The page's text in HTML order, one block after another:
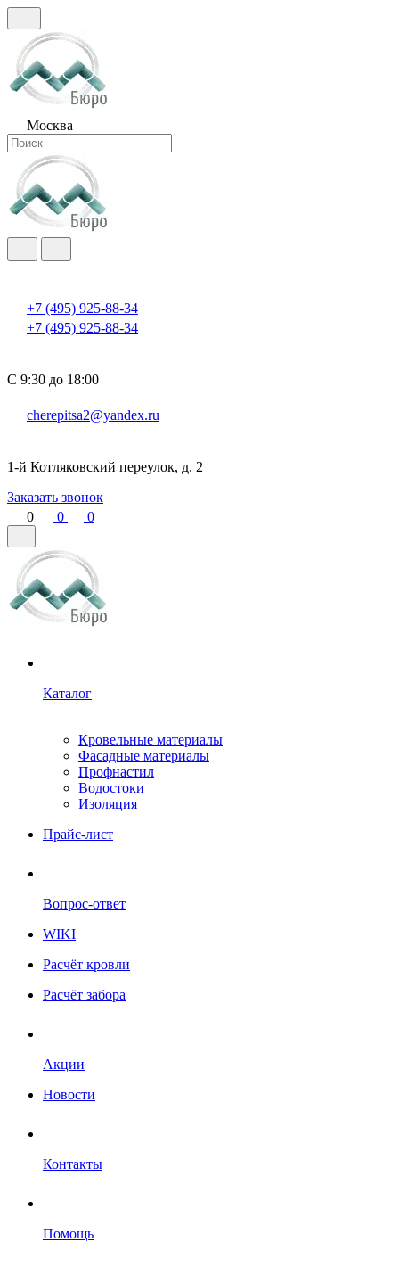
Москва
+7 (495) 925-88-34
+7 (495) 925-88-34
С 9:30 до 18:00
cherepitsa2@yandex.ru
1-й Котляковский переулок, д. 2
Заказать звонок
0
0 0
Каталог
Кровельные материалы
Фасадные материалы
Профнастил
Водостоки
Изоляция
Прайс-лист
Вопрос-ответ
WIKI
Расчёт кровли
Расчёт забора
Акции
Новости
Контакты
Помощь